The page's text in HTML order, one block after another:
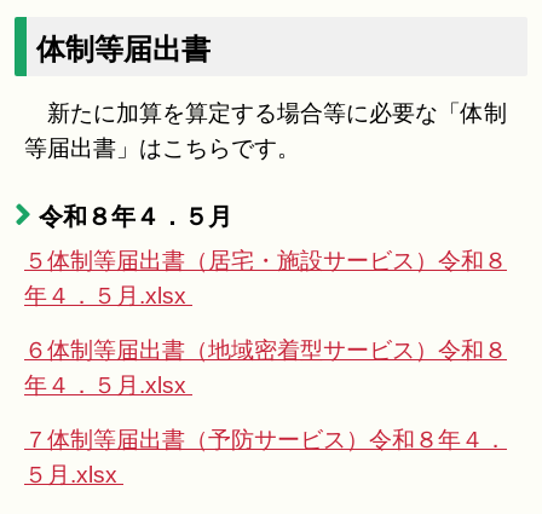
体制等届出書
新たに加算を算定する場合等に必要な「体制
等届出書」はこちらです。
令和８年４．５月
５体制等届出書（居宅・施設サービス）令和８
年４．５月.xlsx
６体制等届出書（地域密着型サービス）令和８
年４．５月.xlsx
７体制等届出書（予防サービス）令和８年４．
５月.xlsx